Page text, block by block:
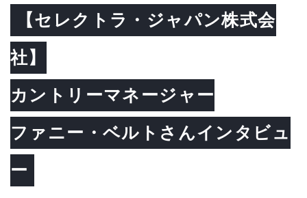
【セレクトラ・ジャパン株式会
社】
カントリーマネージャー
ファニー・ベルトさんインタビュ
ー